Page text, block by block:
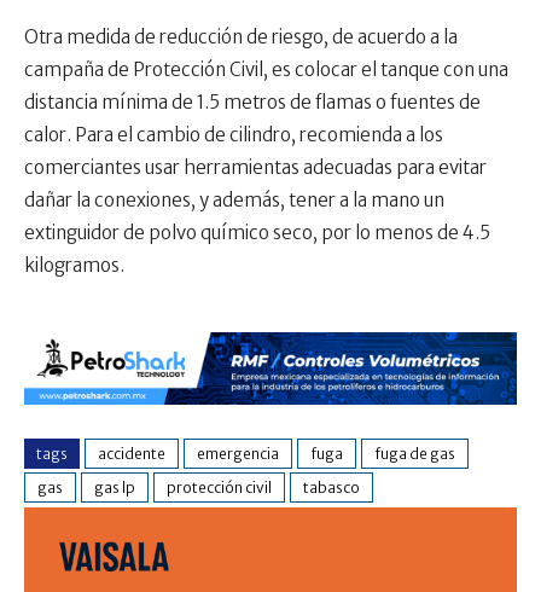
Otra medida de reducción de riesgo, de acuerdo a la
campaña de Protección Civil, es colocar el tanque con una
distancia mínima de 1.5 metros de flamas o fuentes de
calor. Para el cambio de cilindro, recomienda a los
comerciantes usar herramientas adecuadas para evitar
dañar la conexiones, y además, tener a la mano un
extinguidor de polvo químico seco, por lo menos de 4.5
kilogramos.
tags accidente emergencia fuga
fuga de gas
gas
gas lp protección civil tabasco